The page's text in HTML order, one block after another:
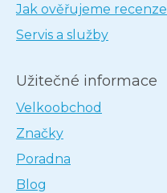
Jak ověřujeme recenze
Servis a služby
Užitečné informace
Velkoobchod
Značky
Poradna
Blog